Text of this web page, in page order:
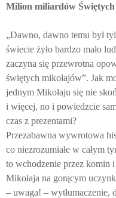
Milion miliardów
„Dawno, dawno temu był
świecie żyło bardzo mało
zaczyna się przewrotna
świętych mikołajów”. Jak
jednym Mikołaju się nie
i więcej, no i powiedzcie
czas z prezentami?
Przezabawna wywrotowa
co niezrozumiałe w całym
to wchodzenie przez komin i
Mikołaja na gorącym
– uwaga! –